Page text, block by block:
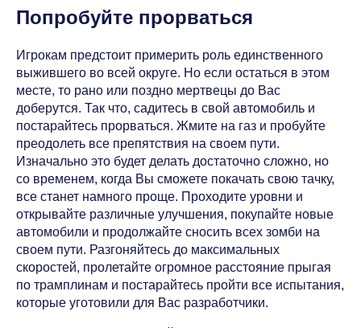
Попробуйте прорваться
Игрокам предстоит примерить роль единственного
выжившего во всей округе. Но если остаться в этом
месте, то рано или поздно мертвецы до Вас
доберутся. Так что, садитесь в свой автомобиль и
постарайтесь прорваться. Жмите на газ и пробуйте
преодолеть все препятствия на своем пути.
Изначально это будет делать достаточно сложно, но
со временем, когда Вы сможете покачать свою тачку,
все станет намного проще. Проходите уровни и
открывайте различные улучшения, покупайте новые
автомобили и продолжайте сносить всех зомби на
своем пути. Разгоняйтесь до максимальных
скоростей, пролетайте огромное расстояние прыгая
по трамплинам и постарайтесь пройти все испытания,
которые уготовили для Вас разработчики.